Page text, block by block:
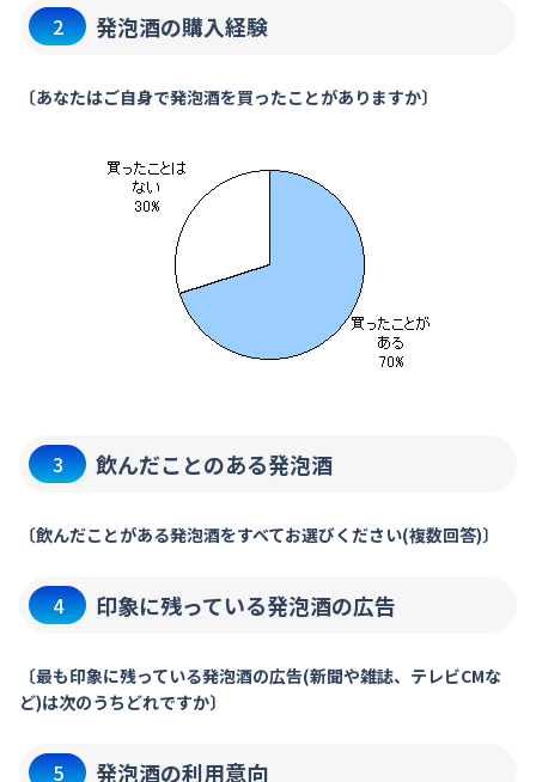
2 発泡酒の購入経験
〔あなたはご自身で発泡酒を買ったことがありますか〕
3 飲んだことのある発泡酒
〔飲んだことがある発泡酒をすべてお選びください(複数回答)〕
4 印象に残っている発泡酒の広告
〔最も印象に残っている発泡酒の広告(新聞や雑誌、テレビCMな
ど)は次のうちどれですか〕
5 発泡酒の利用意向